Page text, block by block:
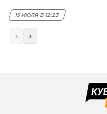
15 ИЮЛЯ В 12:23